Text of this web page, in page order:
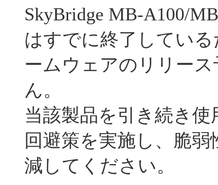
SkyBridge MB-A100/
はすでに終了してい
ームウェアのリリー
ん。
当該製品を引き続き
回避策を実施し、脆
減してください。